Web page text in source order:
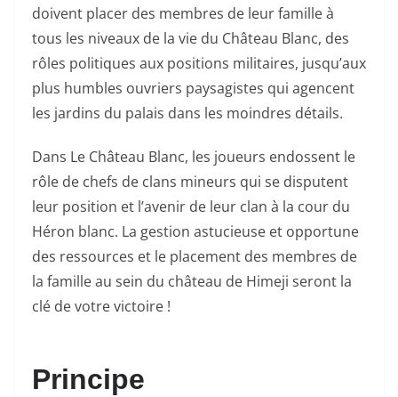
doivent placer des membres de leur famille à
tous les niveaux de la vie du Château Blanc, des
rôles politiques aux positions militaires, jusqu’aux
plus humbles ouvriers paysagistes qui agencent
les jardins du palais dans les moindres détails.
Dans Le Château Blanc, les joueurs endossent le
rôle de chefs de clans mineurs qui se disputent
leur position et l’avenir de leur clan à la cour du
Héron blanc. La gestion astucieuse et opportune
des ressources et le placement des membres de
la famille au sein du château de Himeji seront la
clé de votre victoire !
Principe